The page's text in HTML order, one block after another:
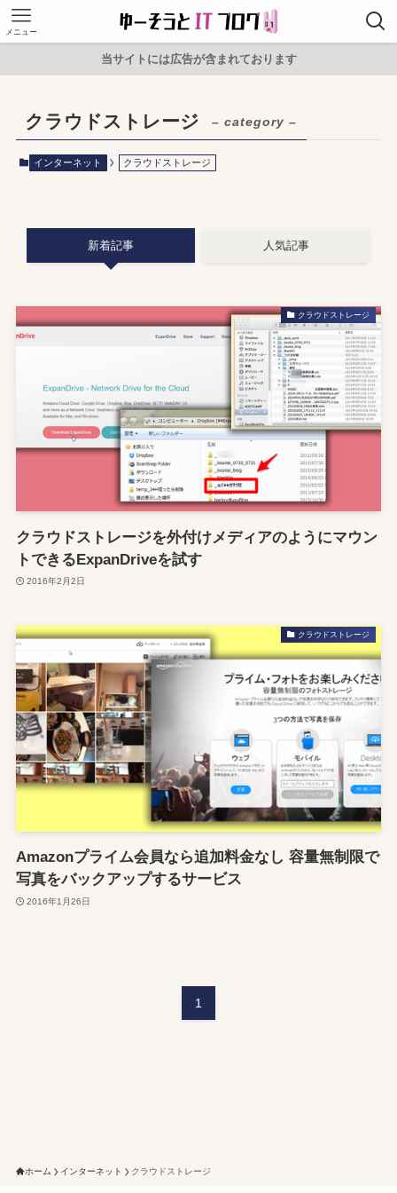
メニュー
当サイトには広告が含まれております
クラウドストレージ – category –
インターネット クラウドストレージ
新着記事 人気記事
クラウドストレージ
クラウドストレージを外付けメディアのようにマウン
トできるExpanDriveを試す
2016年2月2日
クラウドストレージ
Amazonプライム会員なら追加料金なし 容量無制限で
写真をバックアップするサービス
2016年1月26日
1
ホーム インターネット クラウドストレージ